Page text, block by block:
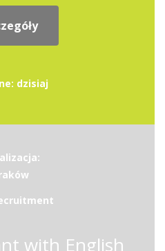
dzisiaj
with English